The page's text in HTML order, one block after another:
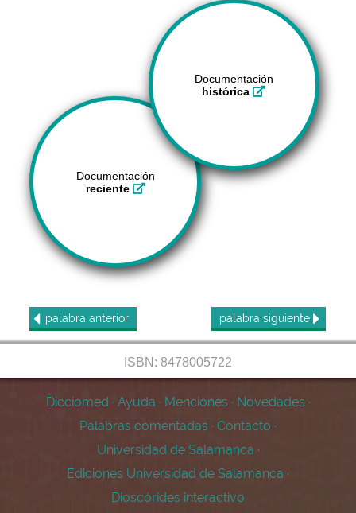
Documentación
histórica
Documentación
reciente
palabra anterior palabra siguiente
ISBN: 8478005722
Dicciomed · Ayuda · Menciones · Novedades ·
Palabras comentadas · Contacto ·
Universidad de Salamanca ·
Ediciones Universidad de Salamanca ·
Dioscórides interactivo